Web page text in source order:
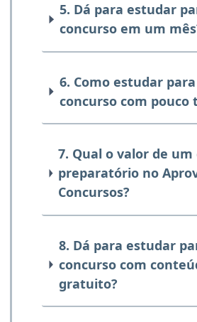
5. Dá para estudar
concurso em um
6. Como estudar para
concurso com pouco
7. Qual o valor de um
preparatório no
Concursos?
8. Dá para estudar
concurso com
gratuito?